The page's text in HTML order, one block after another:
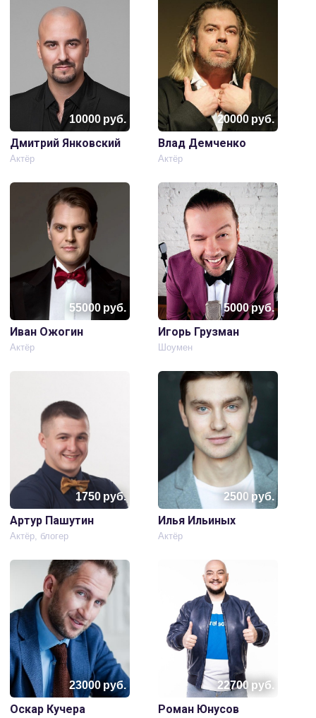
10000руб.
Дмитрий Янковский
Актёр
20000руб.
Влад Демченко
Актёр
55000руб.
Иван Ожогин
Актёр
5000руб.
Игорь Грузман
Шоумен
1750руб.
Артур Пашутин
Актёр, блогер
2500 руб.
Илья Ильиных
Актёр
23000руб.
Оскар Кучера
22700 руб.
Роман Юнусов